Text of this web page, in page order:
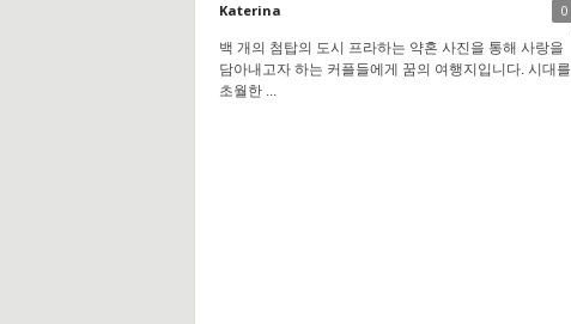
Katerina 0
백 개의 첨탑의 도시 프라하는 약혼 사진을 통해 사랑을
담아내고자 하는 커플들에게 꿈의 여행지입니다. 시대를
초월한 ...